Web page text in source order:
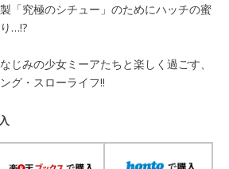
「究極のシチュー」のためにハッチの蜜
…!?
じみの少女ミーアたちと楽しく過ごす、
グ・スローライフ!!